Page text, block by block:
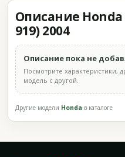
Описание Honda
919) 2004
Описание пока не
Посмотрите характеристики,
модель с другой.
Другие модели Honda в каталоге